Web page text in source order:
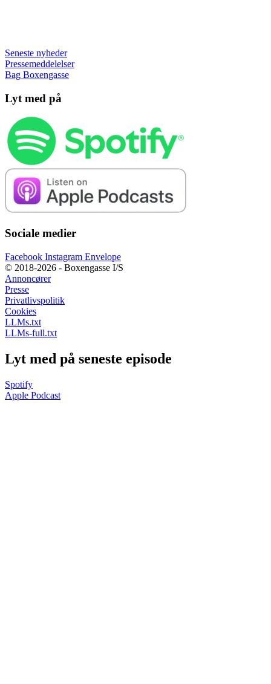
Seneste nyheder
Pressemeddelelser
Bag Boxengasse
Lyt med på
Sociale medier
Facebook Instagram Envelope
© 2018-2026 - Boxengasse I/S
Annoncører
Presse
Privatlivspolitik
Cookies
LLMs.txt
LLMs-full.txt
Lyt med på seneste episode
Spotify
Apple Podcast